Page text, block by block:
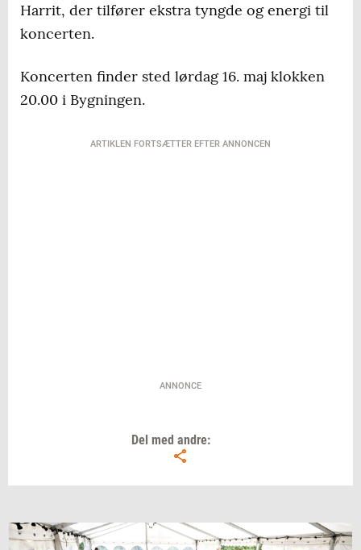
Harrit, der tilfører ekstra tyngde og energi til
koncerten.
Koncerten finder sted lørdag 16. maj klokken
20.00 i Bygningen.
ARTIKLEN FORTSÆTTER EFTER ANNONCEN
ANNONCE
Del med andre: